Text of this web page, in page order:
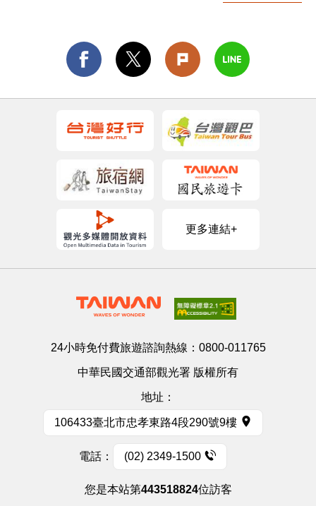
更多連結+
24小時免付費旅遊諮詢熱線： 0800-011765
中華民國交通部觀光署 版權所有
地址：
106433臺北市忠孝東路4段290號9樓
電話： (02) 2349-1500
您是本站第443518824位訪客